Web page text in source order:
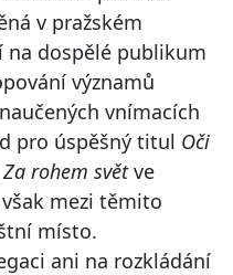
v pražském
na dospělé publikum
významů
vnímacích
pro úspěšný titul Oči
Za rohem světve
mezi těmito
místo.
ani na rozkládání